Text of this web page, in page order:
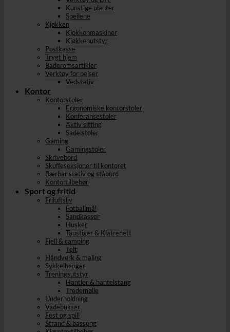
Kunstige planter
Speilene
Kjøkken
Kjokkenmaskiner
Kjøkkenutstyr
Postkasse
Trygt hjem
Baderomsartikler
Verktøy for peiser
Vedstativ
Kontor
Kontorstoler
Ergonomiske kontorstoler
Konferansestoler
Aktiv sitting
Sadelstoler
Gaming
Gamingstoler
Skrivebord
Skuffeseksjoner til kontoret
Bærbar stativ og ståbord
Kontortilbehør
Sport og fritid
Friluftsliv
Fotballmål
Sandkasser
Husker
Taustiger & Klatrenett
Fjell & camping
Telt
Håndverk & maling
Sykkelhenger
Treningsutstyr
Hantler & hantelstang
Tredemølle
Underholdning
Vadebukser
Fest og spill
Strand & basseng